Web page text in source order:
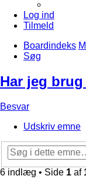
Log ind
Tilmeld
Boardindeks
Søg
Har jeg
Besvar
Udskriv emne
6 indlæg • Side 1 af